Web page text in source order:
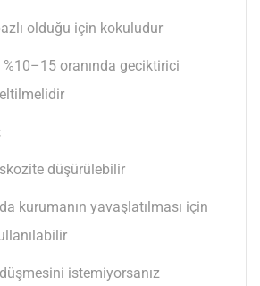
olduğu için kokuludur
%10–15 oranında geciktirici
düşürülebilir
kurumanın yavaşlatılması için
istemiyorsanız